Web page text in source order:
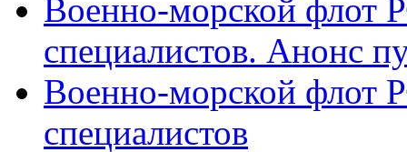
Военно-морской флот
специалистов. Анонс
Военно-морской флот
специалистов